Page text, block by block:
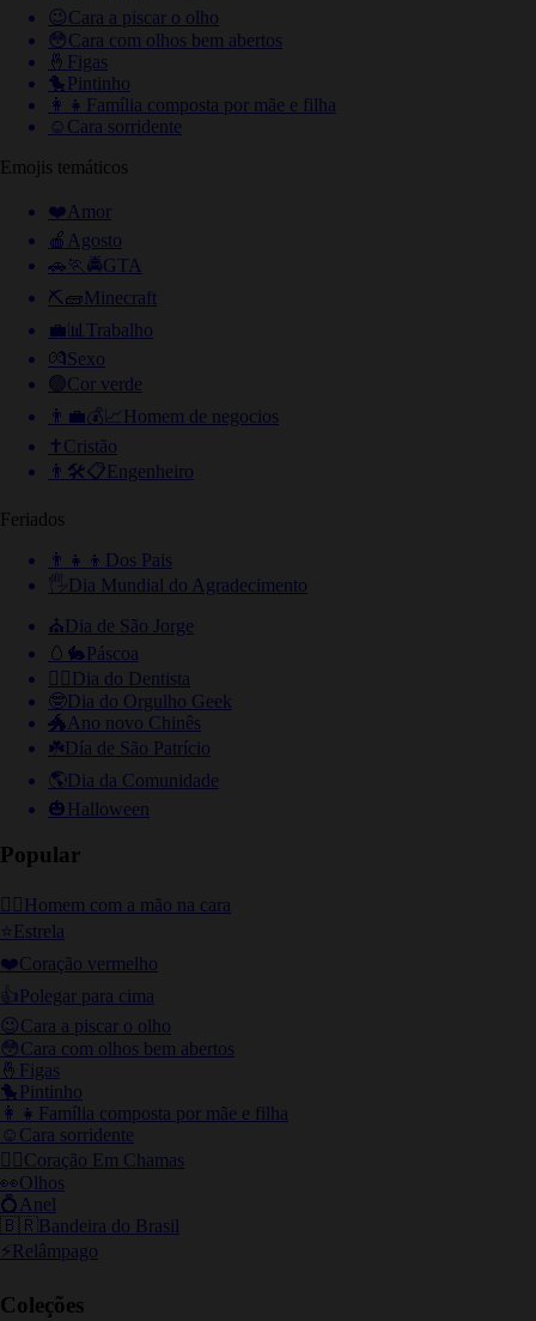
😉Cara a piscar o olho
😳Cara com olhos bem abertos
🤞 Figas
🐤 Pintinho
👩‍👧 Família composta por mãe e filha
☺️ Cara sorridente
Emojis temáticos
❤️ Amor
🍎 Agosto
🚗🏃🚔GTA
⛏🧱Minecraft
💼📊 Trabalho
💏Sexo
🟢Cor verde
👨‍💼💰📈 Homem de negocios
✝️Cristão
👨🛠📋Engenheiro
Feriados
👨‍👧‍👦 Dos Pais
🖐
Dia Mundial do Agradecimento
⛪️Dia de São Jorge
🥚🐇Páscoa
👨‍⚕️ Dia do Dentista
🤓Dia do Orgulho Geek
🐲 Ano novo Chinês
☘️Día de São Patrício
🌎Dia da Comunidade
🎃 Halloween
Popular
🤦‍♂️ Homem com a mão na cara
⭐ Estrela
❤️Coração vermelho
👍Polegar para cima
😉Cara a piscar o olho
😳Cara com olhos bem abertos
🤞 Figas
🐤 Pintinho
👩‍👧 Família composta por mãe e filha
☺️ Cara sorridente
❤️‍🔥 Coração Em Chamas
👀Olhos
💍 Anel
🇧🇷Bandeira do Brasil
⚡ Relâmpago
Coleções